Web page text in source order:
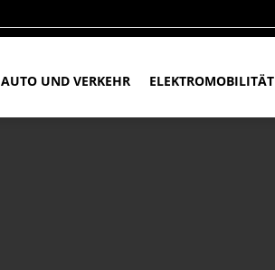
AUTO UND VERKEHR ELEKTROMOBILITÄT